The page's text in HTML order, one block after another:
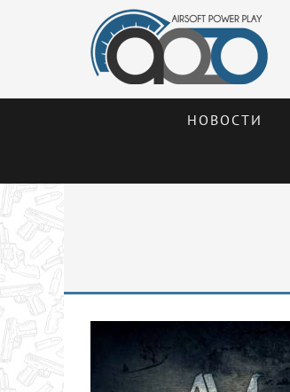
НОВОСТИ